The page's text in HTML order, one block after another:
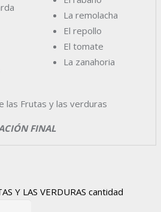
La remolacha
El repollo
El tomate
La zanahoria
las Frutas y las verduras
FINAL
Y LAS VERDURAS cantidad